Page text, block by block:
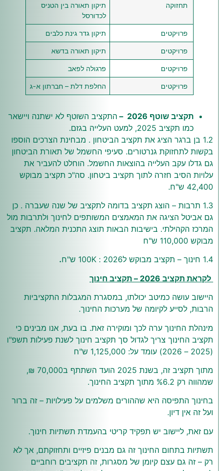
תחזוקה
תיקון תאורה בין הטניס
לכדורסל
פרויקטים תיקון גדר גינת כלבים
פרויקטים תיקון תאורה בדשא
פרויקטים פרגולה לפאב
פרויקטים החלפת דלת – חברתון א-ג
תקציב שוטף 2026 –
התקציב השוטף לא ישתנה ויישאר
כמו תקציב 2025, למעט העלייה בגזם.
1.2 בן ברגר הציג את תקציב הביטחון . מבחינת הצרכים הוספו
בקשות לתחזוקת גנרטורים. סעיפי החשמל של תאורת הביטחון
גם גדלו עקב העלייה בהוצאות החשמל. הוחלט להעביר את
עלויות הסיב חזרה לתוך תקציב ביטחון. סה"כ תקציב מבוקש
42,400 ש"ח.
1.3 תרבות – הוצג תקציב בדומה לתקציב של שנה שעברה . כן
גם אביטל הציגה את המאמצים המשותפים לחינוך ולתרבות מול
המרכז הקהילתי. בישיבות הבאות תוצג התכנית המלאה. תקציב
מבוקש 110,000 ש"ח
1.4 חינוך – תקציב מבוקש ל2026 : 100K ש"ח
.
לקראת תקציב 2026 – תקציב חינוך
היישוב עושה כמיטב יכולתו, במסגרת המגבלות התקציביות
הרבות, לסייע לקיומה של מערכות החינוך.
מינהלת החינוך ערה לכך ומוקירה זאת. בו בעת, אנו מבינים כי
תקציב החינוך צריך לגדול סך תקציב חינוך לשנת פעילות תשפ"ו
(2025 – 2026) עומד על: 1,125,000 ש"ח
מתוך תקציב זה, בשנת 2025 הועד השתתף ב70,000 ₪,
שמהווה רק %6.2 מתוך תקציב החינוך.
בחינוך התפיסה היא שההורים משלמים על פעילויות – זה ברור
ועל זה אין דיון.
עם זאת, ליישוב יש תפקיד קריטי בהעמדת תשתיות חינוך.
תשתיות בתחום החינוך זה גם מבנים פיזיים ותחזוקתם, אך לא
רק – זה גם עצם קיומן של מסגרות, זה תקציבים רוחביים